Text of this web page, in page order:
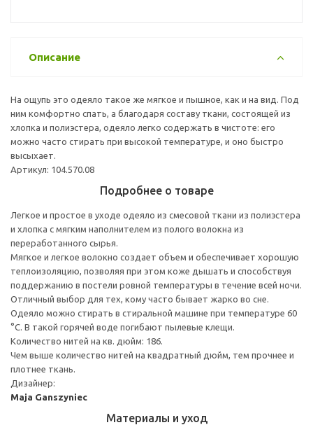
Описание
На ощупь это одеяло такое же мягкое и пышное, как и на вид. Под
ним комфортно спать, а благодаря составу ткани, состоящей из
хлопка и полиэстера, одеяло легко содержать в чистоте: его
можно часто стирать при высокой температуре, и оно быстро
высыхает.
Артикул: 104.570.08
Подробнее о товаре
Легкое и простое в уходе одеяло из смесовой ткани из полиэстера
и хлопка с мягким наполнителем из полого волокна из
переработанного сырья.
Мягкое и легкое волокно создает объем и обеспечивает хорошую
теплоизоляцию, позволяя при этом коже дышать и способствуя
поддержанию в постели ровной температуры в течение всей ночи.
Отличный выбор для тех, кому часто бывает жарко во сне.
Одеяло можно стирать в стиральной машине при температуре 60
°C. В такой горячей воде погибают пылевые клещи.
Количество нитей на кв. дюйм: 186.
Чем выше количество нитей на квадратный дюйм, тем прочнее и
плотнее ткань.
Дизайнер:
Maja Ganszyniec
Материалы и уход